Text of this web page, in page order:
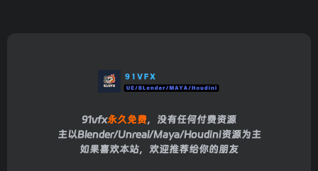
91vfx永久免费，没有任何付费资源
主以Blender/Unreal/Maya/Houdini资源为主
如果喜欢本站，欢迎推荐给你的朋友